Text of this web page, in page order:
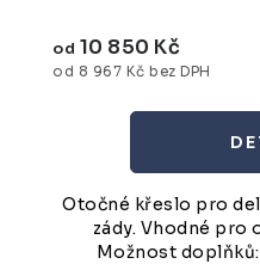
od 8 967 Kč bez DPH
od 10 850 Kč
Otočné křeslo pro
zády. Vhodné pro
Možnost